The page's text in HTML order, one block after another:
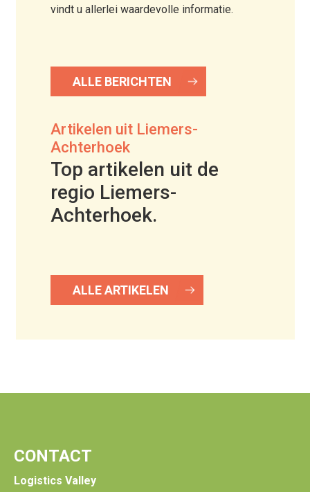
vindt u allerlei waardevolle informatie.
ALLE BERICHTEN
Artikelen uit Liemers-
Achterhoek
Top artikelen uit de
regio Liemers-
Achterhoek.
ALLE ARTIKELEN
CONTACT
Logistics Valley